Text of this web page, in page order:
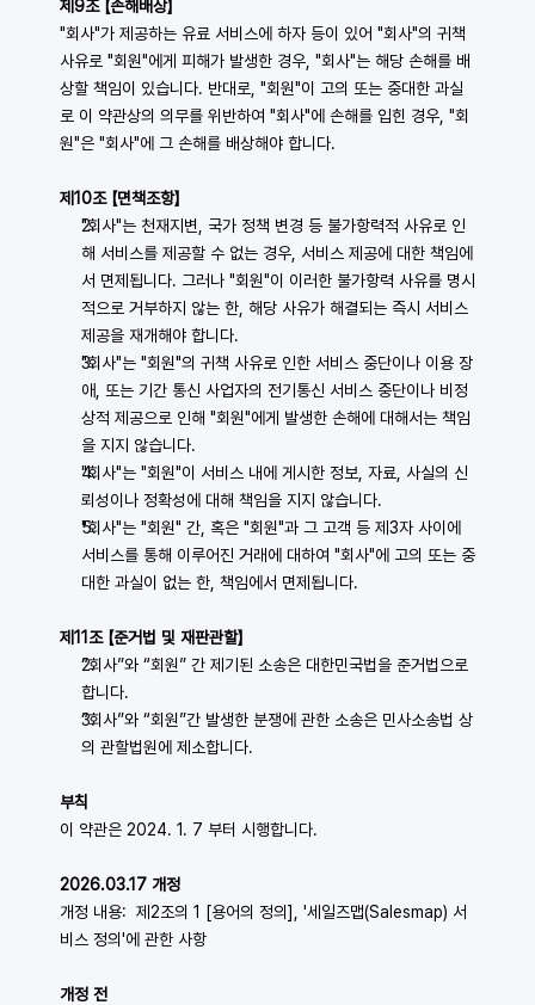
제9조 【손해배상】
"회사"가 제공하는 유료 서비스에 하자 등이 있어 "회사"의 귀책
사유로 "회원"에게 피해가 발생한 경우, "회사"는 해당 손해를 배
상할 책임이 있습니다. 반대로, "회원"이 고의 또는 중대한 과실
로 이 약관상의 의무를 위반하여 "회사"에 손해를 입힌 경우, "회
원"은 "회사"에 그 손해를 배상해야 합니다.
제10조 【면책조항】
"회사"는 천재지변, 국가 정책 변경 등 불가항력적 사유로 인
해 서비스를 제공할 수 없는 경우, 서비스 제공에 대한 책임에
서 면제됩니다. 그러나 "회원"이 이러한 불가항력 사유를 명시
적으로 거부하지 않는 한, 해당 사유가 해결되는 즉시 서비스
제공을 재개해야 합니다.
"회사"는 "회원"의 귀책 사유로 인한 서비스 중단이나 이용 장
애, 또는 기간 통신 사업자의 전기통신 서비스 중단이나 비정
상적 제공으로 인해 "회원"에게 발생한 손해에 대해서는 책임
을 지지 않습니다.
"회사"는 "회원"이 서비스 내에 게시한 정보, 자료, 사실의 신
뢰성이나 정확성에 대해 책임을 지지 않습니다.
"회사"는 "회원" 간, 혹은 "회원"과 그 고객 등 제3자 사이에
서비스를 통해 이루어진 거래에 대하여 "회사"에 고의 또는 중
대한 과실이 없는 한, 책임에서 면제됩니다.
제11조 【준거법 및 재판관할】
“회사”와 “회원” 간 제기된 소송은 대한민국법을 준거법으로
합니다.
“회사”와 “회원”간 발생한 분쟁에 관한 소송은 민사소송법 상
의 관할법원에 제소합니다.
부칙
이 약관은 2024. 1. 7 부터 시행합니다.
2026.03.17 개정
개정 내용:  제2조의 1 [용어의 정의], '세일즈맵(Salesmap) 서
비스 정의'에 관한 사항
개정 전